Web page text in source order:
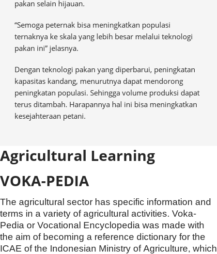
pakan selain hijauan.
“Semoga peternak bisa meningkatkan populasi
ternaknya ke skala yang lebih besar melalui teknologi
pakan ini” jelasnya.
Dengan teknologi pakan yang diperbarui, peningkatan
kapasitas kandang, menurutnya dapat mendorong
peningkatan populasi. Sehingga volume produksi dapat
terus ditambah. Harapannya hal ini bisa meningkatkan
kesejahteraan petani.
Agricultural Learning
VOKA-PEDIA
The agricultural sector has specific information and
terms in a variety of agricultural activities. Voka-
Pedia or Vocational Encyclopedia was made with
the aim of becoming a reference dictionary for the
ICAE of the Indonesian Ministry of Agriculture, which